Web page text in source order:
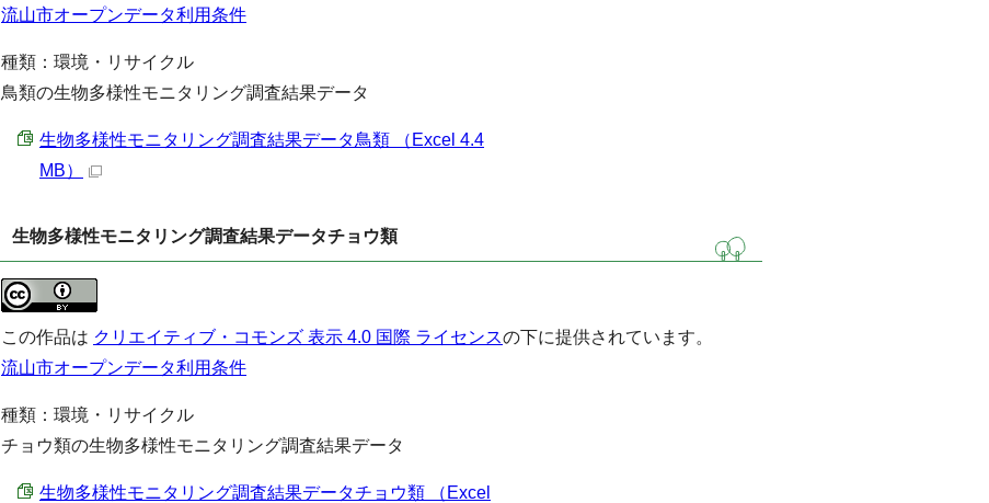
流山市オープンデータ利用条件
種類：環境・リサイクル
鳥類の生物多様性モニタリング調査結果データ
生物多様性モニタリング調査結果データ鳥類 （Excel 4.4
MB）
生物多様性モニタリング調査結果データチョウ類
この作品は クリエイティブ・コモンズ 表示 4.0 国際 ライセンスの下に提供されています。
流山市オープンデータ利用条件
種類：環境・リサイクル
チョウ類の生物多様性モニタリング調査結果データ
生物多様性モニタリング調査結果データチョウ類 （Excel